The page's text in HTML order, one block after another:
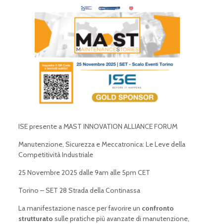
ISE presente a MAST INNOVATION ALLIANCE FORUM
Manutenzione, Sicurezza e Meccatronica: Le Leve della
Competitività Industriale
25 Novembre 2025 dalle 9am alle 5pm CET
Torino – SET 28 Strada della Continassa
La manifestazione nasce per favorire un confronto
strutturato sulle pratiche più avanzate di manutenzione,